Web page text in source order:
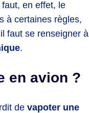
en effet, le
à certaines règles,
faut se renseigner à
.
en avion ?
de vapoter une